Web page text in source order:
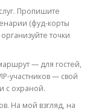
Пропишите
(фуд-корты
точки
— для гостей,
участников — свой
с охраной.
На мой взгляд, на